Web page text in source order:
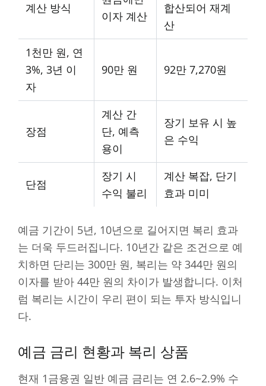
계산 방식
이자 계산
합산되어 재계
산
1천만 원, 연
3%, 3년 이
자
90만 원 92만 7,270원
장점
계산 간
단, 예측
용이
장기 보유 시 높
은 수익
단점
장기 시
수익 불리
계산 복잡, 단기
효과 미미
예금 기간이 5년, 10년으로 길어지면 복리 효과
는 더욱 두드러집니다. 10년간 같은 조건으로 예
치하면 단리는 300만 원, 복리는 약 344만 원의
이자를 받아 44만 원의 차이가 발생합니다. 이처
럼 복리는 시간이 우리 편이 되는 투자 방식입니
다.
예금 금리 현황과 복리 상품
현재 1금융권 일반 예금 금리는 연 2.6~2.9% 수